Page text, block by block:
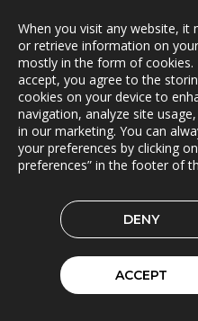
Triona stärker väg- och
2021-08-12
Triona bygger e-tjänst
2021-08-09
MaserFrakt väljer TRACS
Nytt uppdrag för Oslo
2021-08-02
E.ON Sverige valde Once
bränsleleveranskedja
When you visit any website, it
or retrieve information on
mostly in the form of cookies.
accept, you agree to the
cookies on your device to
navigation, analyze site
in our marketing. You can
your preferences by clicking
preferences” in the footer of
DENY
ACCEPT